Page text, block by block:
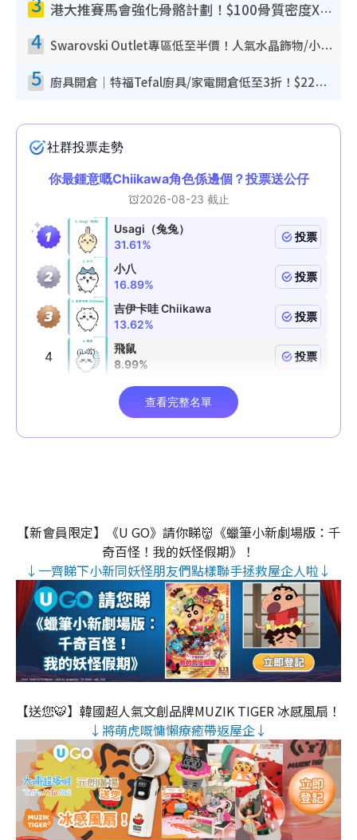
港大推賽馬會強化骨骼計劃！$100骨質密度X光檢查 完成免費運動訓練送超市禮券！附參加資格
4 Swarovski Outlet專區低至半價！人氣水晶飾物/小擺設$138起！迪士尼款/水晶高跟鞋都有平
5 廚具開倉｜特福Tefal廚具/家電開倉低至3折！$220起買平底鍋/炒鑊/湯煲！電飯煲/吸塵機/燙斗$418起
【新會員限定】《U GO》請你睇👹《蠟筆小新劇場版：千
奇百怪！我的妖怪假期》！
↓一齊睇下小新同妖怪朋友們點樣聯手拯救屋企人啦↓
【送您🐯】韓國超人氣文創品牌MUZIK TIGER 冰感風扇！
↓將萌虎嘅慵懶療癒帶返屋企↓